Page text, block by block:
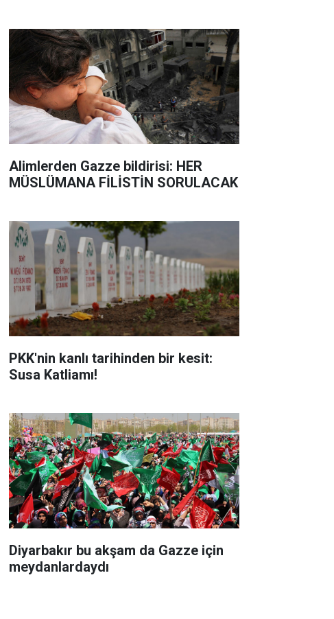
Alimlerden Gazze bildirisi: HER
MÜSLÜMANA FİLİSTİN SORULACAK
PKK'nin kanlı tarihinden bir kesit:
Susa Katliamı!
Diyarbakır bu akşam da Gazze için
meydanlardaydı